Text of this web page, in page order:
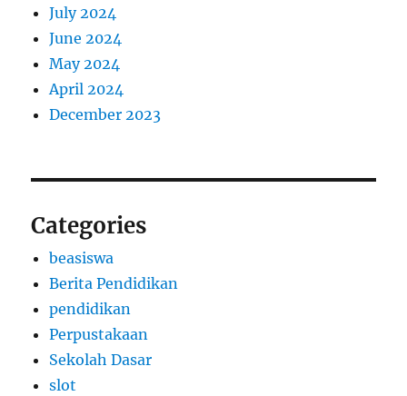
July 2024
June 2024
May 2024
April 2024
December 2023
Categories
beasiswa
Berita Pendidikan
pendidikan
Perpustakaan
Sekolah Dasar
slot